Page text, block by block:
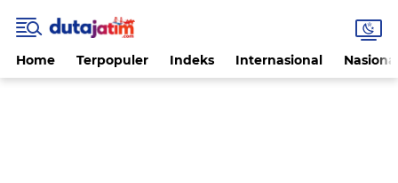
Home Terpopuler Indeks Internasional